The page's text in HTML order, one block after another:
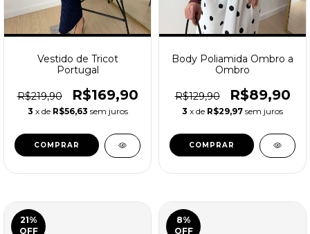
Vestido de Tricot
Portugal
R$219,90 R$169,90
3 x de R$56,63 sem juros
COMPRAR
Body Poliamida Ombro a
Ombro
R$129,90 R$89,90
3 x de R$29,97 sem juros
COMPRAR
21%
OFF
8%
OFF